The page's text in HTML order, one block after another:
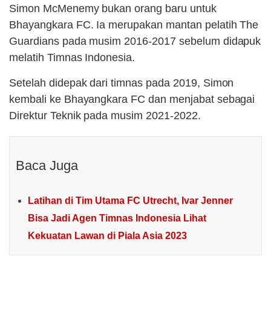
Simon McMenemy bukan orang baru untuk
Bhayangkara FC. Ia merupakan mantan pelatih The
Guardians pada musim 2016-2017 sebelum didapuk
melatih Timnas Indonesia.
Setelah didepak dari timnas pada 2019, Simon
kembali ke Bhayangkara FC dan menjabat sebagai
Direktur Teknik pada musim 2021-2022.
Baca Juga
Latihan di Tim Utama FC Utrecht, Ivar Jenner
Bisa Jadi Agen Timnas Indonesia Lihat
Kekuatan Lawan di Piala Asia 2023